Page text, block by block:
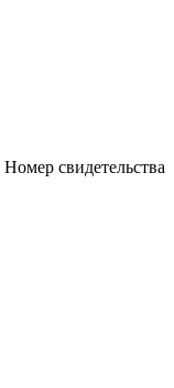
Номер свидетельства